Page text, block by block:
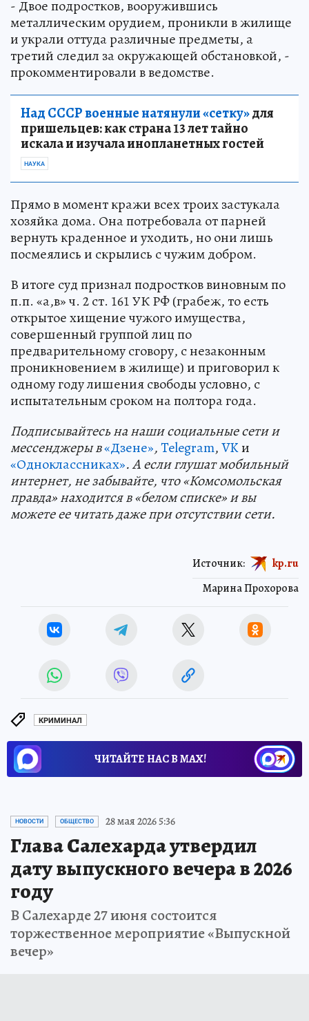
- Двое подростков, вооружившись
металлическим орудием, проникли в жилище
и украли оттуда различные предметы, а
третий следил за окружающей обстановкой, -
прокомментировали в ведомстве.
Над СССР военные натянули «сетку»для
пришельцев: как страна 13 лет тайно
искала и изучала инопланетных гостей
НАУКА
Прямо в момент кражи всех троих застукала
хозяйка дома. Она потребовала от парней
вернуть краденное и уходить, но они лишь
посмеялись и скрылись с чужим добром.
В итоге суд признал подростков виновным по
п.п. «а,в» ч. 2 ст. 161 УК РФ (грабеж, то есть
открытое хищение чужого имущества,
совершенный группой лиц по
предварительному сговору, с незаконным
проникновением в жилище) и приговорил к
одному году лишения свободы условно, с
испытательным сроком на полтора года.
Подписывайтесь на наши социальные сети и
мессенджеры в«Дзене»,Telegram,VKи
«Одноклассниках». А если глушат мобильный
интернет, не забывайте, что «Комсомольская
правда» находится в «белом списке» и вы
можете ее читать даже при отсутствии сети.
Марина Прохорова
Источник: kp.ru
КРИМИНАЛ
ЧИТАЙТЕ НАС В МАХ!
НОВОСТИ ОБЩЕСТВО 28 мая 2026 5:36
Глава Салехарда утвердил
дату выпускного вечера в 2026
году
В Салехарде 27 июня состоится
торжественное мероприятие «Выпускной
вечер»